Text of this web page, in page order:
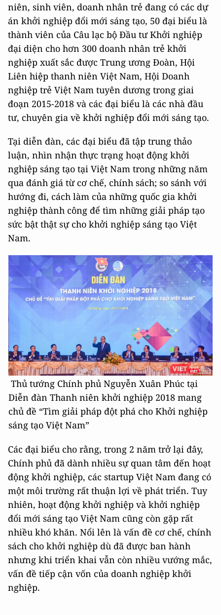
niên, sinh viên, doanh nhân trẻ đang có các dự
án khởi nghiệp đổi mới sáng tạo, 50 đại biểu là
thành viên của Câu lạc bộ Đầu tư Khởi nghiệp
đại diện cho hơn 300 doanh nhân trẻ khởi
nghiệp xuất sắc được Trung ương Đoàn, Hội
Liên hiệp thanh niên Việt Nam, Hội Doanh
nghiệp trẻ Việt Nam tuyên dương trong giai
đoạn 2015-2018 và các đại biểu là các nhà đầu
tư, chuyên gia về khởi nghiệp đổi mới sáng tạo.
Tại diễn đàn, các đại biểu đã tập trung thảo
luận, nhìn nhận thực trạng hoạt động khởi
nghiệp sáng tạo tại Việt Nam trong những năm
qua đánh giá từ cơ chế, chính sách; so sánh với
hướng đi, cách làm của những quốc gia khởi
nghiệp thành công để tìm những giải pháp tạo
sức bật thật sự cho khởi nghiệp sáng tạo Việt
Nam.
Thủ tướng Chính phủ Nguyễn Xuân Phúc tại
Diễn đàn Thanh niên khởi nghiệp 2018 mang
chủ đề “Tìm giải pháp đột phá cho Khởi nghiệp
sáng tạo Việt Nam”
Các đại biểu cho rằng, trong 2 năm trở lại đây,
Chính phủ đã dành nhiều sự quan tâm đến hoạt
động khởi nghiệp, các startup Việt Nam đang có
một môi trường rất thuận lợi về phát triển. Tuy
nhiên, hoạt động khởi nghiệp và khởi nghiệp
đổi mới sáng tạo Việt Nam cũng còn gặp rất
nhiều khó khăn. Nổi lên là vấn đề cơ chế, chính
sách cho khởi nghiệp dù đã được ban hành
nhưng khi triển khai vẫn còn nhiều vướng mắc,
vấn đề tiếp cận vốn của doanh nghiệp khởi
nghiệp.